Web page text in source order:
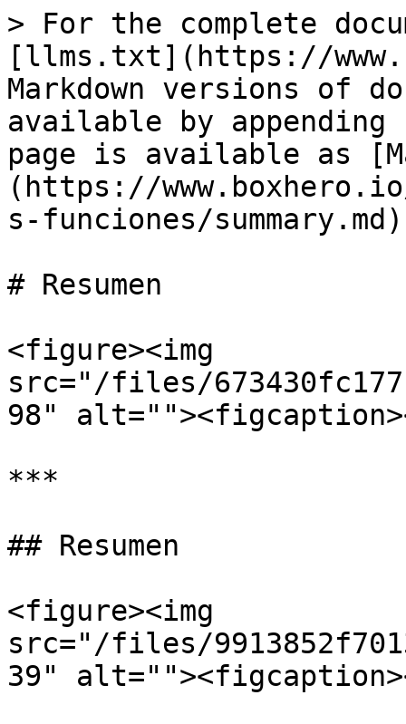
> For the complete
[llms.txt](https://
Markdown versions of
available by
page is available as
(https://
s-funciones/
# Resumen
<figure><img
src="/files/
98"
***
## Resumen
<figure><img
src="/files/
39"